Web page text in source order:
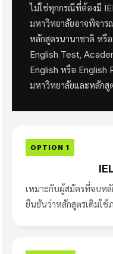
ไม่ใช่ทุกกรณีที่ต้องมี
มหาวิทยาลัยอาจพิจา
หลักสูตรนานาชาติ หรื
English Test,
English หรือ
มหาวิทยาลัยและหลักสู
OPTION 1
เหมาะกับผู้สมัครที่จบห
ยืนยันว่าหลักสูตรเดิมใช้